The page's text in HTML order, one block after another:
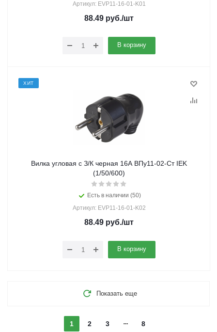
Артикул: EVP11-16-01-K01
88.49 руб./шт
В корзину
ХИТ
Вилка угловая с З/К черная 16А ВПу11-02-Ст IEK
(1/50/600)
Есть в наличии (50)
Артикул: EVP11-16-01-K02
88.49 руб./шт
В корзину
Показать еще
1 2 3 8